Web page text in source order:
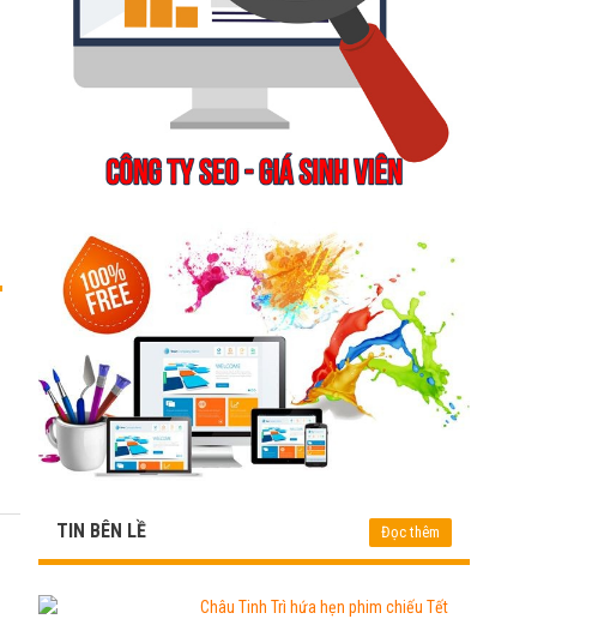
TIN BÊN LỀ Đọc thêm
Châu Tinh Trì hứa hẹn phim chiếu Tết